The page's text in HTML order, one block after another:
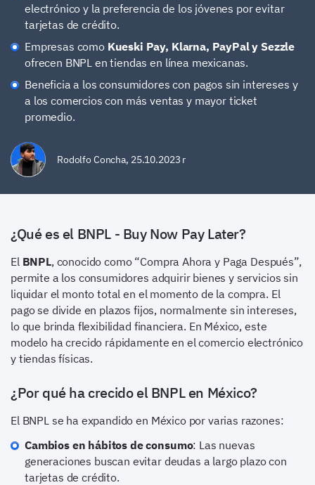
electrónico y la preferencia de los jóvenes por evitar
tarjetas de crédito.
Empresas como Kueski Pay, Klarna, PayPal y Sezzle
ofrecen BNPL en tiendas en línea mexicanas.
Beneficia a los consumidores con pagos sin intereses y
a los comercios con más ventas y mayor ticket
promedio.
Rodolfo Concha, 25.10.2023 r
¿Qué es el BNPL - Buy Now Pay Later?
El BNPL, conocido como “Compra Ahora y Paga Después”,
permite a los consumidores adquirir bienes y servicios sin
liquidar el monto total en el momento de la compra. El
pago se divide en plazos fijos, normalmente sin intereses,
lo que brinda flexibilidad financiera. En México, este
modelo ha crecido rápidamente en el comercio electrónico
y tiendas físicas.
¿Por qué ha crecido el BNPL en México?
El BNPL se ha expandido en México por varias razones:
Cambios en hábitos de consumo: Las nuevas
generaciones buscan evitar deudas a largo plazo con
tarjetas de crédito.